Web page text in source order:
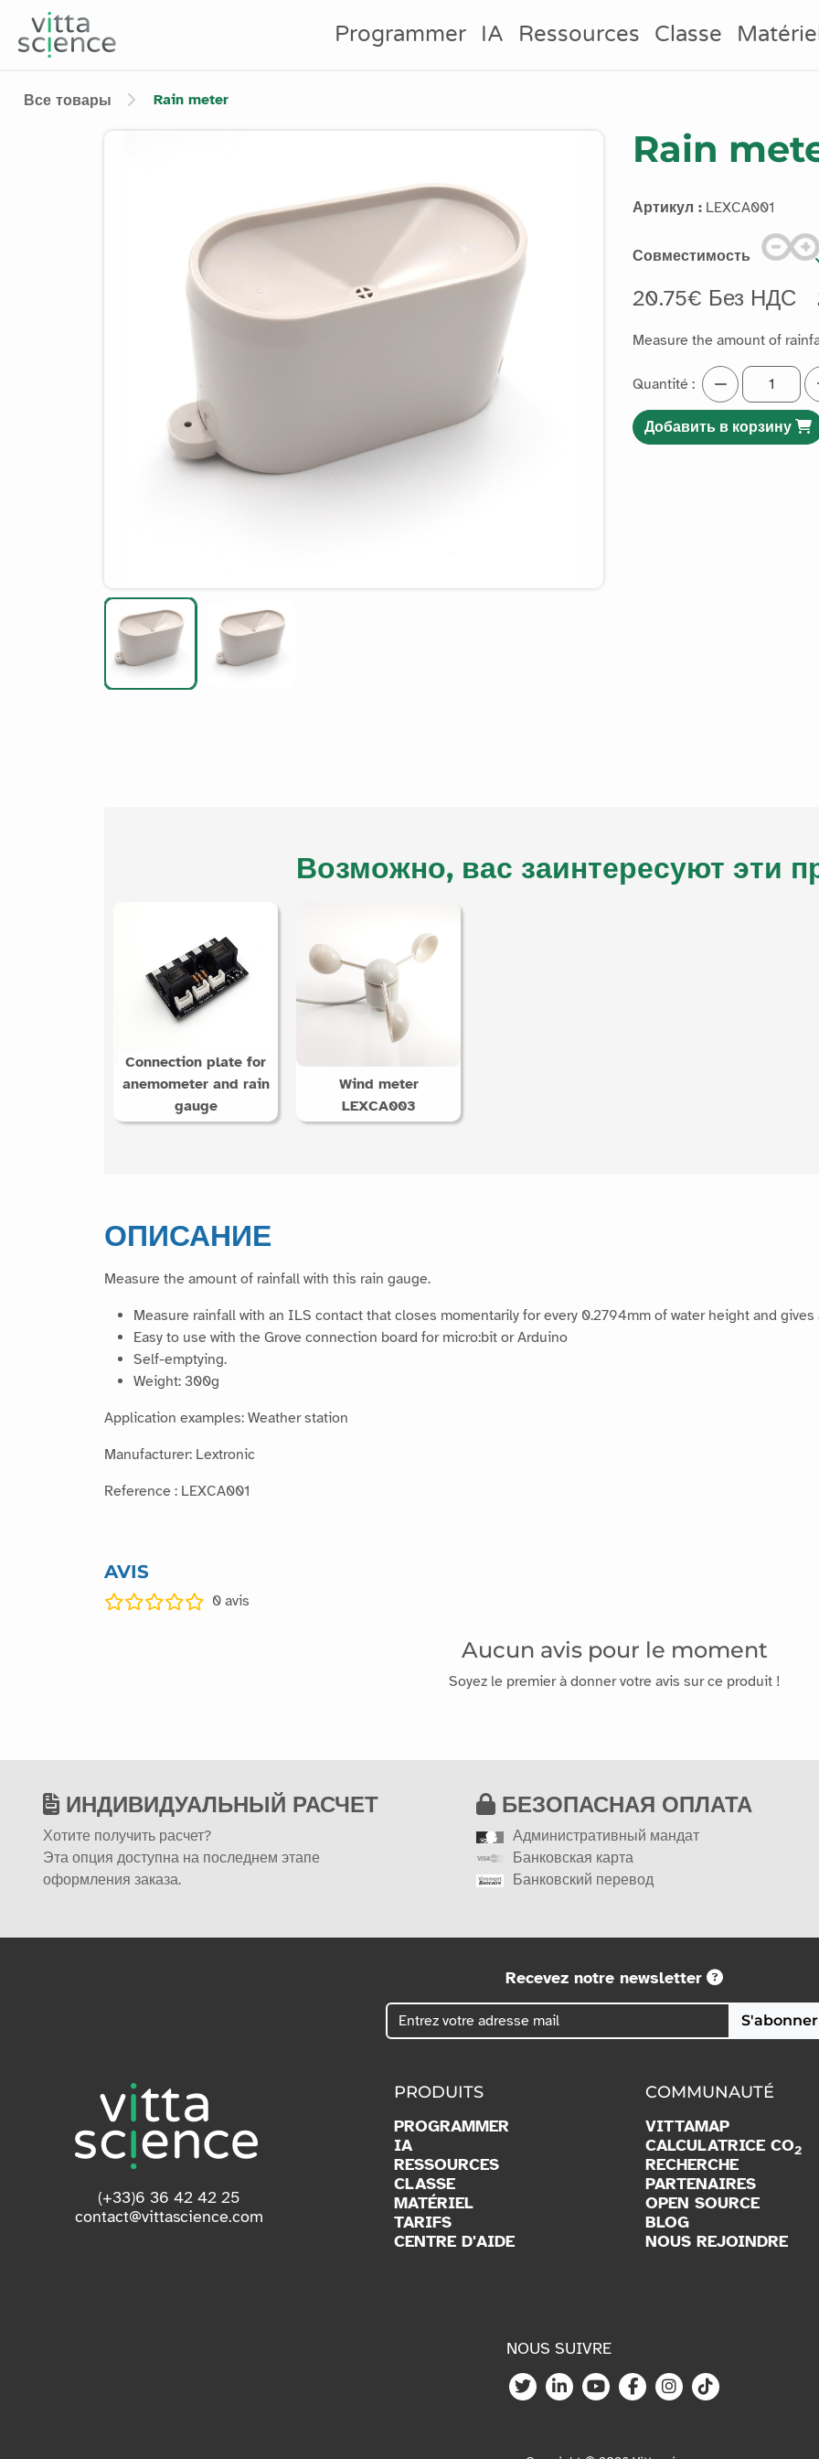
Programmer IA Ressources Classe
Все товары Rain meter
Rain
Артикул : LEXCA001
Совместимость
20.75€ Без НДС
Measure the amount of
Quantité :
Добавить в корзину
Возможно, вас заинтересуют эти
Connection plate for
anemometer and rain
gauge
Wind meter
LEXCA003
ОПИСАНИЕ
Measure the amount of rainfall with this rain gauge.
Measure rainfall with an ILS contact that closes momentarily for every 0.2794mm of water height and gives
Easy to use with the Grove connection board for micro:bit or Arduino
Self-emptying.
Weight: 300g
Application examples: Weather station
Manufacturer: Lextronic
Reference : LEXCA001
AVIS
0 avis
Aucun avis pour le moment
Soyez le premier à donner votre avis sur ce produit !
ИНДИВИДУАЛЬНЫЙ РАСЧЕТ
Хотите получить расчет?
Эта опция доступна на последнем этапе
оформления заказа.
БЕЗОПАСНАЯ ОПЛАТА
Административный мандат
Банковская карта
Банковский перевод
Recevez notre newsletter
S'abonner
(+33)6 36 42 42 25
contact@vittascience.com
PRODUITS
PROGRAMMER
IA
RESSOURCES
CLASSE
MATÉRIEL
TARIFS
CENTRE D'AIDE
COMMUNAUTÉ
VITTAMAP
CALCULATRICE CO2
RECHERCHE
PARTENAIRES
OPEN SOURCE
BLOG
NOUS REJOINDRE
NOUS SUIVRE